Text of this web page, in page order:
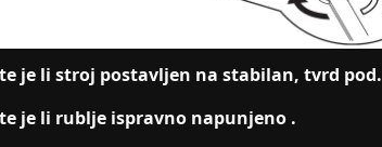
je li stroj postavljen na stabilan, tvrd pod.
je li rublje ispravno napunjeno .